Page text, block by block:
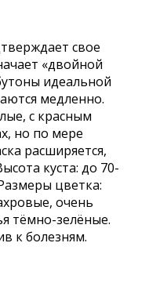
свое
«двойной
идеальной
медленно.
с красным
но по мере
расширяется,
куста: до 70-
цветка:
очень
тёмно-зелёные.
к болезням.